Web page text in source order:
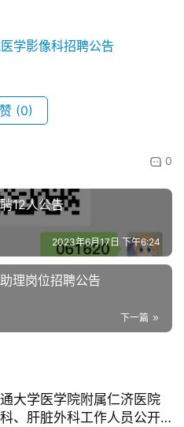
赞 (0)
0
12人公告
2023年6月17日 下午6:24
理岗位招聘公告
下一篇
大学医学院附属仁济医院
、肝脏外科工作人员公开